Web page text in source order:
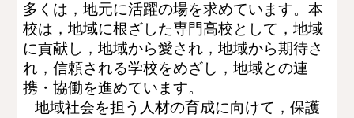
多くは，地元に活躍の場を求めています。本
校は，地域に根ざした専門高校として，地域
に貢献し，地域から愛され，地域から期待さ
れ，信頼される学校をめざし，地域との連
携・協働を進めています。
地域社会を担う人材の育成に向けて，保護